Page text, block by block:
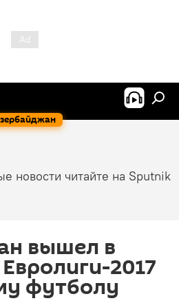
новости читайте на Sputnik
вышел в
2017
футболу